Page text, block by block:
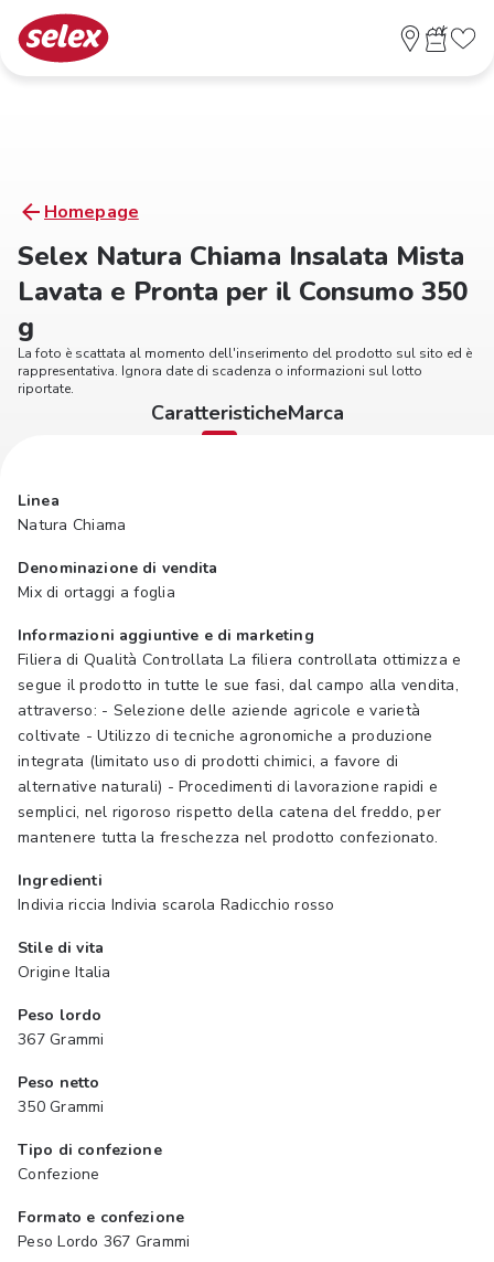
Homepage
Selex Natura Chiama Insalata Mista
Lavata e Pronta per il Consumo 350
g
La foto è scattata al momento dell'inserimento del prodotto sul sito ed è
rappresentativa. Ignora date di scadenza o informazioni sul lotto
riportate.
CaratteristicheMarca
Linea
Natura Chiama
Denominazione di vendita
Mix di ortaggi a foglia
Informazioni aggiuntive e di marketing
Filiera di Qualità Controllata La filiera controllata ottimizza e
segue il prodotto in tutte le sue fasi, dal campo alla vendita,
attraverso: - Selezione delle aziende agricole e varietà
coltivate - Utilizzo di tecniche agronomiche a produzione
integrata (limitato uso di prodotti chimici, a favore di
alternative naturali) - Procedimenti di lavorazione rapidi e
semplici, nel rigoroso rispetto della catena del freddo, per
mantenere tutta la freschezza nel prodotto confezionato.
Ingredienti
Indivia riccia Indivia scarola Radicchio rosso
Stile di vita
Origine Italia
Peso lordo
367 Grammi
Peso netto
350 Grammi
Tipo di confezione
Confezione
Formato e confezione
Peso Lordo 367 Grammi